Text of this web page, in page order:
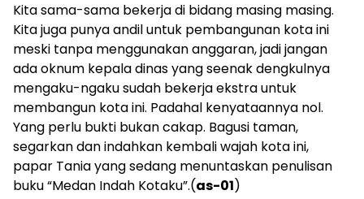
Kita sama-sama bekerja di bidang masing masing.
Kita juga punya andil untuk pembangunan kota ini
meski tanpa menggunakan anggaran, jadi jangan
ada oknum kepala dinas yang seenak dengkulnya
mengaku-ngaku sudah bekerja ekstra untuk
membangun kota ini. Padahal kenyataannya nol.
Yang perlu bukti bukan cakap. Bagusi taman,
segarkan dan indahkan kembali wajah kota ini,
papar Tania yang sedang menuntaskan penulisan
buku “Medan Indah Kotaku”.(as-01)